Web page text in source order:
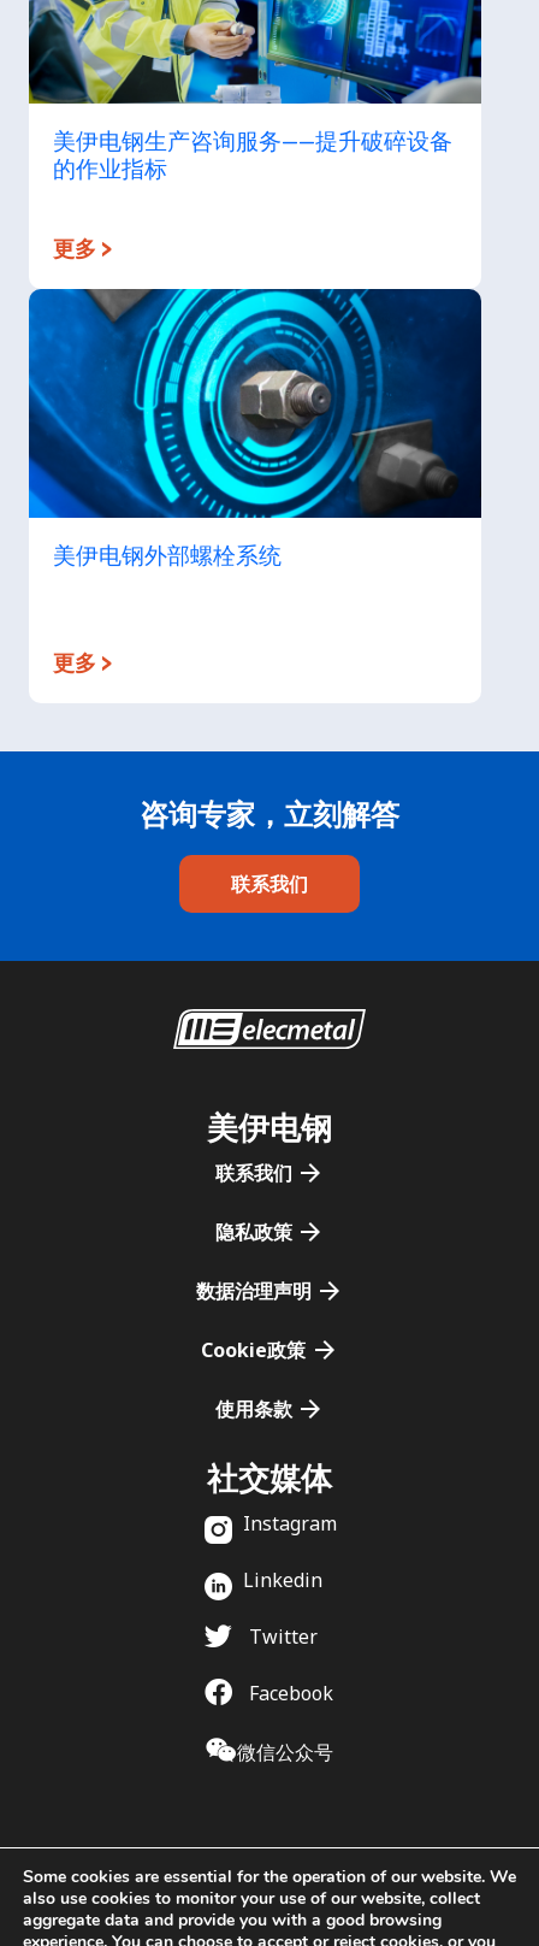
美伊电钢生产咨询服务——提升破碎设备
的作业指标
更多 >
美伊电钢外部螺栓系统
更多 >
咨询专家，立刻解答
联系我们
美伊电钢
联系我们
隐私政策
数据治理声明
Cookie政策
使用条款
社交媒体
Instagram
Linkedin
Twitter
Facebook
微信公众号
Some cookies are essential for the operation of our website. We
also use cookies to monitor your use of our website, collect
aggregate data and provide you with a good browsing